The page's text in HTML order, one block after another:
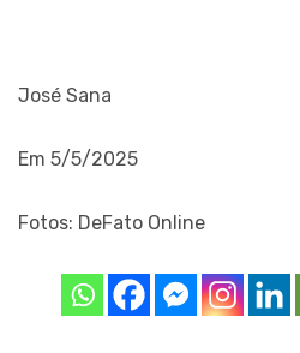
José Sana
Em 5/5/2025
Fotos: DeFato Online